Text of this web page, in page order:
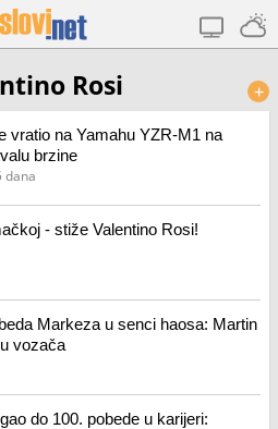
Rosi +
vratio na Yamahu YZR-M1 na
brzine
dana
- stiže Valentino Rosi!
Markeza u senci haosa: Martin
vozača
do 100. pobede u karijeri: